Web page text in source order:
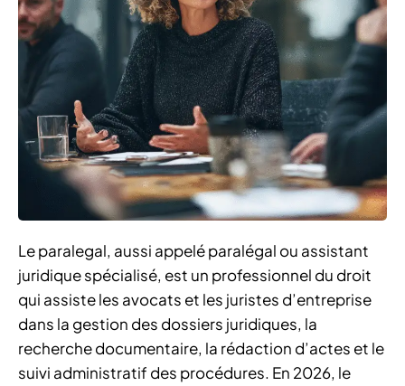
Le paralegal, aussi appelé paralégal ou assistant
juridique spécialisé, est un professionnel du droit
qui assiste les avocats et les juristes d’entreprise
dans la gestion des dossiers juridiques, la
recherche documentaire, la rédaction d’actes et le
suivi administratif des procédures. En 2026, le